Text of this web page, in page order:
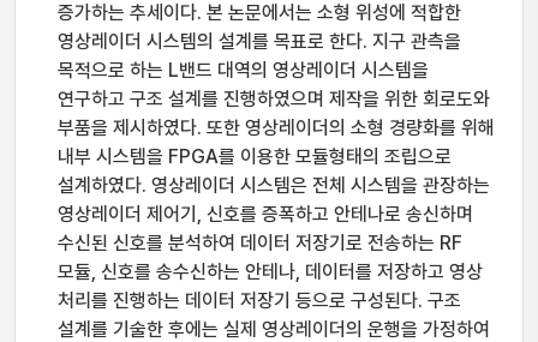
증가하는 추세이다. 본 논문에서는 소형 위성에 적합한
영상레이더 시스템의 설계를 목표로 한다. 지구 관측을
목적으로 하는 L밴드 대역의 영상레이더 시스템을
연구하고 구조 설계를 진행하였으며 제작을 위한 회로도와
부품을 제시하였다. 또한 영상레이더의 소형 경량화를 위해
내부 시스템을 FPGA를 이용한 모듈형태의 조립으로
설계하였다. 영상레이더 시스템은 전체 시스템을 관장하는
영상레이더 제어기, 신호를 증폭하고 안테나로 송신하며
수신된 신호를 분석하여 데이터 저장기로 전송하는 RF
모듈, 신호를 송수신하는 안테나, 데이터를 저장하고 영상
처리를 진행하는 데이터 저장기 등으로 구성된다. 구조
설계를 기술한 후에는 실제 영상레이더의 운행을 가정하여